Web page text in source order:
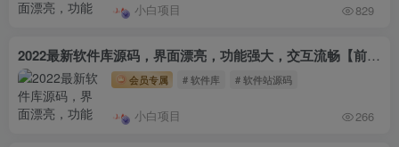
小白项目 829
2022最新软件库源码，界面漂亮，功能强大，交互流畅【前台后台源码+搭建视频教程】
会员专属 # 软件库 # 软件站源码
小白项目 266